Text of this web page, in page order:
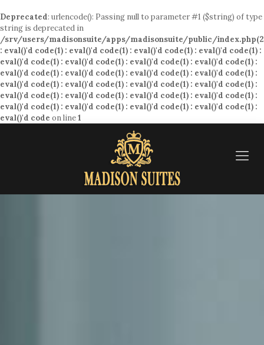
Deprecated: urlencode(): Passing null to parameter #1 ($string) of type
string is deprecated in
/srv/users/madisonsuite/apps/madisonsuite/public/
: eval()'d code(1) : eval()'d code(1) : eval()'d code(1) : eval()'d code(1) :
eval()'d code(1) : eval()'d code(1) : eval()'d code(1) : eval()'d code(1) :
eval()'d code(1) : eval()'d code(1) : eval()'d code(1) : eval()'d code(1) :
eval()'d code(1) : eval()'d code(1) : eval()'d code(1) : eval()'d code(1) :
eval()'d code(1) : eval()'d code(1) : eval()'d code(1) : eval()'d code(1) :
eval()'d code(1) : eval()'d code(1) : eval()'d code(1) : eval()'d code(1) :
eval()'d code on line1